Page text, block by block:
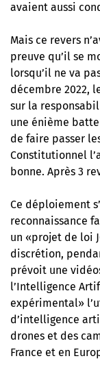
avaient aussi
Mais ce revers
preuve qu’il se
lorsqu’il ne va
décembre 2022,
sur la
une énième
de faire passer
Constitutionnel
bonne. Après 3
Ce déploiement
reconnaissance
un «projet de loi
discrétion,
prévoit une
l’Intelligence
expérimental»
d’intelligence
drones et des
France et en